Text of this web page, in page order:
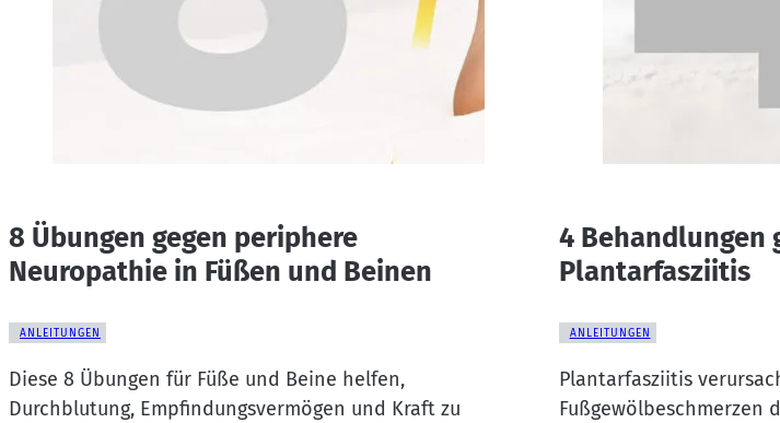
8 Übungen gegen periphere
Neuropathie in Füßen und Beinen
ANLEITUNGEN
Diese 8 Übungen für Füße und Beine helfen,
Durchblutung, Empfindungsvermögen und Kraft zu
4 Behandlungen
Plantarfasziitis
ANLEITUNGEN
Plantarfasziitis
Fußgewölbeschmerzen